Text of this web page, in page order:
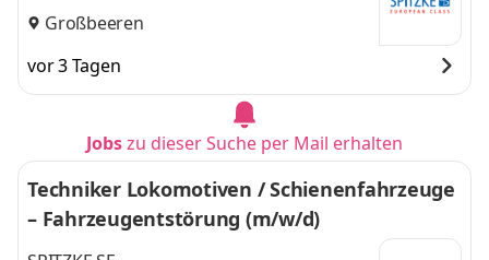
Großbeeren
vor 3 Tagen
Jobszu dieser Suche per Mail erhalten
Techniker Lokomotiven / Schienenfahrzeuge
– Fahrzeugentstörung (m/w/d)